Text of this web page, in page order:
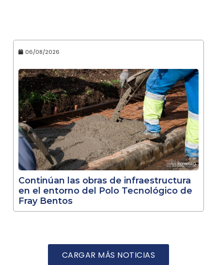
06/08/2026
Continúan las obras de infraestructura
en el entorno del Polo Tecnológico de
Fray Bentos
CARGAR MÁS NOTICIAS